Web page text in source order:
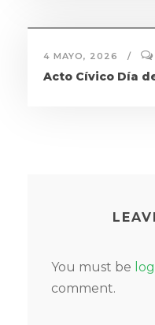
4 MAYO, 2026
Acto Cívico Día
You must be
comment.